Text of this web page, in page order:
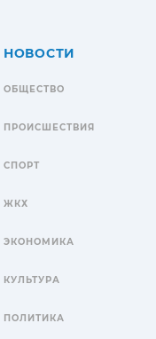
НОВОСТИ
ОБЩЕСТВО
ПРОИСШЕСТВИЯ
СПОРТ
ЖКХ
ЭКОНОМИКА
КУЛЬТУРА
ПОЛИТИКА